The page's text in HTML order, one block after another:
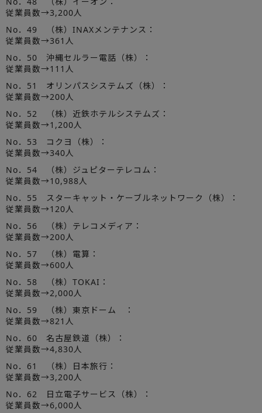
従業員数→3,200人
No．49 （株）INAXメンテナンス：
従業員数→361人
No．50 沖縄セルラー電話（株）：
従業員数→111人
No．51 オリンパスシステムズ（株）：
従業員数→200人
No．52 （株）近鉄ホテルシステムズ：
従業員数→1,200人
No．53 コクヨ（株）：
従業員数→340人
No．54 （株）ジュピターテレコム：
従業員数→10,988人
No．55 スターキャット・ケーブルネットワーク（株）：
従業員数→120人
No．56 （株）テレコメディア：
従業員数→200人
No．57 （株）電算：
従業員数→600人
No．58 （株）TOKAI：
従業員数→2,000人
No．59 （株）東京ドーム ：
従業員数→821人
No．60 名古屋鉄道（株）：
従業員数→4,830人
No．61 （株）日本旅行：
従業員数→3,200人
No．62 日立電子サービス（株）：
従業員数→6,000人